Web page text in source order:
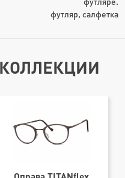
футляр, салфетка